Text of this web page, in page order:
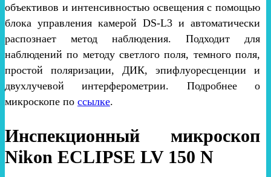
объективов и интенсивностью освещения с помощью
блока управления камерой DS-L3 и автоматически
распознает метод наблюдения. Подходит для
наблюдений по методу светлого поля, темного поля,
простой поляризации, ДИК, эпифлуоресценции и
двухлучевой интерферометрии. Подробнее о
микроскопе по ссылке.
Инспекционный микроскоп
Nikon ECLIPSE LV 150 N